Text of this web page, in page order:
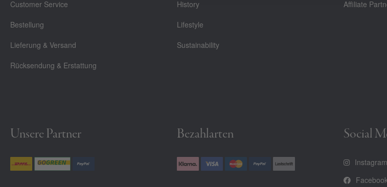
Customer Service
Bestellung
Lieferung & Versand
Rücksendung & Erstattung
History
Lifestyle
Sustainability
Affiliate
Unsere Partner Bezahlarten Social
Instagram